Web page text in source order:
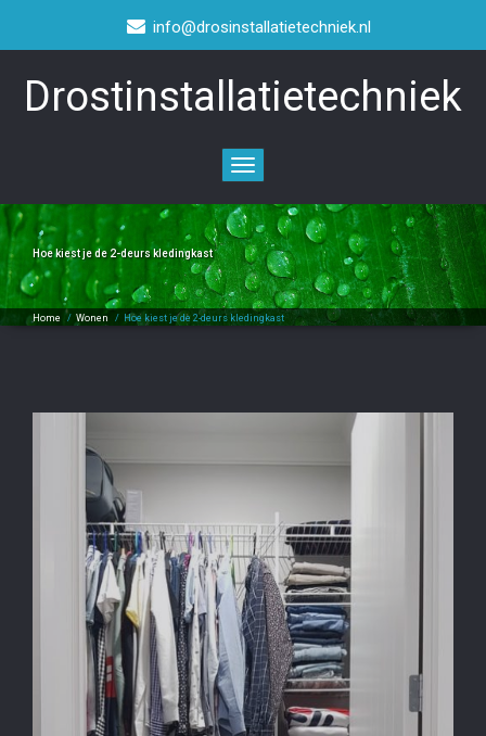
info@drosinstallatietechniek.nl
Drostinstallatietechniek
Toggle
navigation
Hoe kiest je de 2-deurs kledingkast
Home / Wonen / Hoe kiest je de 2-deurs kledingkast